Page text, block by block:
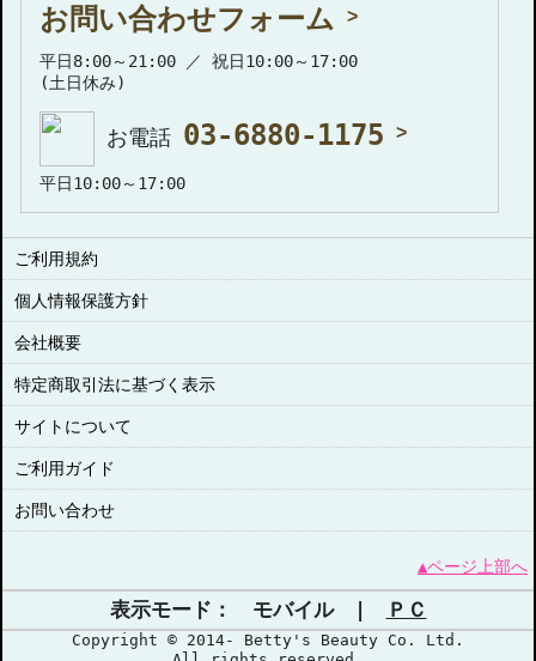
お問い合わせフォーム
平日8:00～21:00 ／ 祝日10:00～17:00
(土日休み)
お電話 03-6880-1175
平日10:00～17:00
ご利用規約
個人情報保護方針
会社概要
特定商取引法に基づく表示
サイトについて
ご利用ガイド
お問い合わせ
▲ページ上部へ
表示モード： モバイル | ＰＣ
Copyright © 2014- Betty's Beauty Co. Ltd.